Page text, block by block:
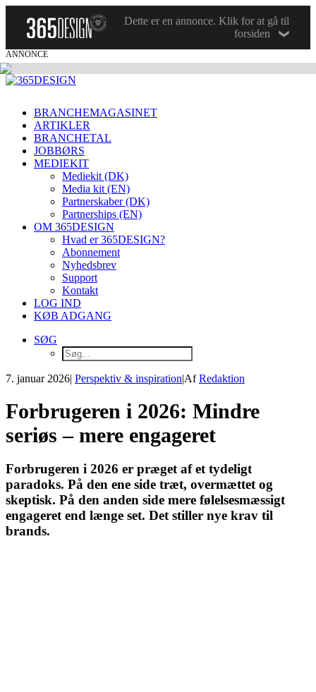
Dette er en annonce. Klik for at gå til
forsiden
ANNONCE
BRANCHEMAGASINET
ARTIKLER
BRANCHETAL
JOBBØRS
MEDIEKIT
Mediekit (DK)
Media kit (EN)
Partnerskaber (DK)
Partnerships (EN)
OM 365DESIGN
Hvad er 365DESIGN?
Abonnement
Nyhedsbrev
Support
Kontakt
LOG IND
KØB ADGANG
SØG
7. januar 2026| Perspektiv & inspiration|AfRedaktion
Forbrugeren i 2026: Mindre
seriøs – mere engageret
Forbrugeren i 2026 er præget af et tydeligt
paradoks. På den ene side træt, overmættet og
skeptisk. På den anden side mere følelsesmæssigt
engageret end længe set. Det stiller nye krav til
brands.